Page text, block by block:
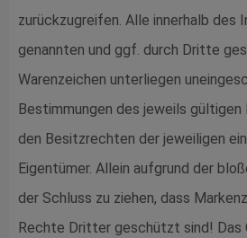
zurückzugreifen. Alle innerhalb des
genannten und ggf. durch Dritte
Warenzeichen unterliegen
Bestimmungen des jeweils gültigen
den Besitzrechten der jeweiligen
Eigentümer. Allein aufgrund der
der Schluss zu ziehen, dass
Rechte Dritter geschützt sind! Das